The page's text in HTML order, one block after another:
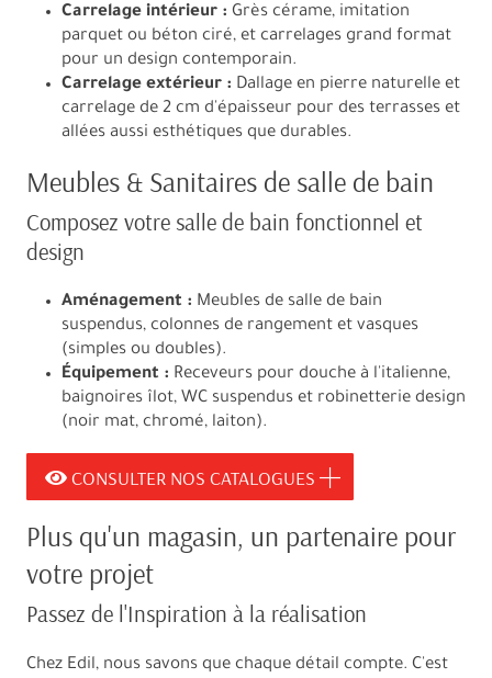
Carrelage intérieur : Grès cérame, imitation
parquet ou béton ciré, et carrelages grand format
pour un design contemporain.
Carrelage extérieur : Dallage en pierre naturelle et
carrelage de 2 cm d'épaisseur pour des terrasses et
allées aussi esthétiques que durables.
Meubles & Sanitaires de salle de bain
Composez votre salle de bain fonctionnel et
design
Aménagement : Meubles de salle de bain
suspendus, colonnes de rangement et vasques
(simples ou doubles).
Équipement : Receveurs pour douche à l'italienne,
baignoires îlot, WC suspendus et robinetterie design
(noir mat, chromé, laiton).
CONSULTER NOS CATALOGUES
Plus qu'un magasin, un partenaire pour
votre projet
Passez de l'Inspiration à la réalisation
Chez Edil, nous savons que chaque détail compte. C'est